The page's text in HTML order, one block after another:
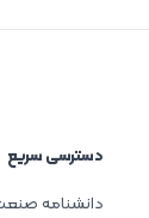
دسترسی سریع
دانشنامه